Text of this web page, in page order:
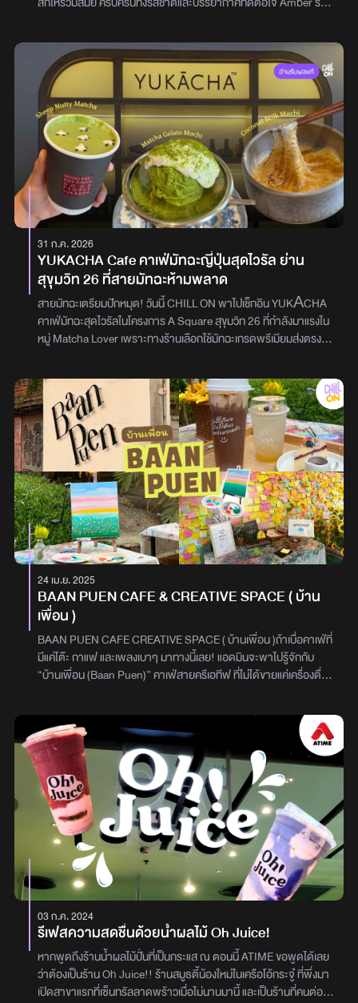
ประสบการณ์การทานอาหารสไตล์ยุโรปร่วมสมัย (Western Cuisine
Reimagined) ที่นำเมนูคลาสสิกมาตีความใหม่ให้ตื่นตาตื่นใจกว่าเดิม
ตัวร้านมาพร้อมบรรยากาศเรียบ เท่ แต่แฝงไปด้วยความอบอุ่นและมี
เทสต์อย่างลงตัว เหมาะสำหรับเป็นสถานที่ดินเนอร์กับคนพิเศษ ฉลองวัน
สำคัญ หรือจะมาสังสรรค์มื้อดี ๆ กับครอบครัวและกลุ่มเพื่อนสนิทก็
ตอบโจทย์ โดยภายในร้านแบ่งออกเป็น 2 โซนหลัก ซึ่งมีเสน่ห์แตกต่างกัน
อย่างชัดเจนโซนที่นั่งและบรรยากาศ (The Ambience)โซน Glass View
(โซนไฮไลต์สายโรแมนติก): พื้นที่ถูกโอบล้อมด้วยกระจกใสบานใหญ่ เปิด
รับวิวด้านนอกแบบเต็มตา ให้ความรู้สึกโปร่ง โล่ง สบายตา ยิ่งในช่วงค่ำ
แสงวอร์มไลต์ (Warm Light) จากโคมไฟบนโต๊ะจะตัดกับวิวด้านนอก
ยิ่งขับให้บรรยากาศมื้อนี้ดูพิเศษและโรแมนติกขึ้น เหมาะมากสำหรับ
ดินเนอร์กับคนรู้ใจโซน Indoor Cozy (เน้นความอบอุ่น เป็นส่วนตัว):
ตกแต่งด้วยโทนสีเอิร์ธโทนอย่างสีน้ำตาลและสีทอง ผสานเข้ากับ
เฟอร์นิเจอร์หนังและโคมไฟเพดานทรงปุยเมฆที่ดูโมเดิร์นแต่แฝงความ
ละมุน พร้อมมุมเคาน์เตอร์บาร์หินอ่อนที่ช่วยเติมเต็มให้ร้านดูมีสไตล์
เหมาะสำหรับการมาทานอาหารกับครอบครัว กลุ่มเพื่อนสนิท หรือคนที่
ต้องการพื้นที่พูดคุย แลกเปลี่ยนรอยยิ้มท่ามกลางบรรยากาศที่ผ่อน
คลายเมนูแนะนำ ครบทั้ง Mood Taste ในส่วนของอาหาร Amber -
รสชาติของทางร้านได้อย่างสมบูรณ์แบบ ทาง Chill on แนะนำให้ลอง1.
Appetizer Salad (เมนูเรียกน้ำย่อย)Bread Platter: ขนมปังอบสดใหม่
3 ชนิด (Focaccia, Pretzel และ Sourdough) เสิร์ฟคู่กับเนยพรีเมียม
3 รสชาติ ได้แก่ Yuzu Seaweed Butter, Cultured Butter และ Black
Garlic ButterCaesar Salad: ผักคอสสดกรอบ คลุกเคล้าน้ำสลัดสูตร
เข้มข้น ท็อปด้วยชีสขูดแบบจุใจCold Pasta: พาสต้าเย็นเส้นสด ท็อ
ปด้วยเนื้อปลาสดหั่นเต๋า ให้รสชาติสดชื่น เบาสบาย ทานแล้วสดชื่น
พร้อมเข้าสู่จานต่อไป2. Soup Pasta (เติมความลุ่มลึกให้มื้อ
อาหาร)Truffle Soup: ซุปทรัฟเฟิลเนื้อเนียนละเอียด กลิ่นหอมละมุน
โชยเตะจมูกClams Vongole: พาสต้าเส้นลิงกวินี (Linguine) สูตร
เฉพาะของร้าน ชูความโดดเด่นด้วยหอยเชลล์ตัวโตCacio e Pepe:
พาสต้าสไตล์โรมันคลาสสิกที่หอมนัวด้วยชีสพรีเมียมAmaebi Prawn:
เมนูที่จัดวางอย่างประณีต เสิร์ฟพร้อมซอสรสกลมกล่อมเข้ากันได้ดี3.
Main Course (จานหลัก)Ocean Entrées:Japanese Black Cod:
ปลาหิมะญี่ปุ่นเนื้อฉ่ำนุ่มมาผสมผสานกับการปรุงรสชาติแบบยุโรป
เสิร์ฟบนซอสโฟมเนื้อเบาละมุนCanadian Lobster Ravioli: ราวิโอลี
สอดไส้เนื้อล็อบสเตอร์แคนาดา ในซอสบิสค์ (Bisque) เคี่ยวเข้มข้น กลิ่น
ส่วนสันใน ย่างความสุกระดับ Medium Rare เนื้อนุ่มละลายในปาก
เสิร์ฟพร้อมซอสและมันบดLumina Lamb: ซี่โครงแกะพรีเมียมย่าง
อย่างพิถีพิถัน ให้รสสัมผัสนุ่มและกลิ่นหอมกำลังดี เสิร์ฟพร้อมซอสและ
มันบดเมนูไฮไลต์ที่ไม่ควรพลาด (The Masterpiece)Duck Pithivier
(พายเป็ดสไตล์ฝรั่งเศสดั้งเดิม): แป้งพายสีเหลืองทองสลักลายอย่าง
ประณีต สอดไส้เนื้อเป็ดรสชาติเข้มข้น ยกระดับสุนทรียภาพในการทาน
ด้วย Gueridon Service โดยเชฟจะนำมาตัดแต่งและราดซอสสูตร
พิเศษให้ชมกันถึงข้างโต๊ะ มอบประสบการณ์ดินเนอร์ที่หรูหราและน่า
จดจำ ใครที่กำลังมองหาดินเนอร์บรรยากาศดี มีรสนิยม และน่าจดจำ
AMBER - Western Cuisine Reimagined คืออีกหนึ่งพิกัดที่อยากให้
ลอง ด้วยเมนูอาหารตะวันตกที่ถูกตีความใหม่ให้ร่วมสมัยขึ้น ทั้งรสชาติ
ละเมียด และบรรยากาศเรียบหรูอบอุ่น เหมาะสำหรับเดต วันพิเศษ หรือ
มื้อดี ๆ ที่อยากให้พิเศษกว่าปกติพิกัด Amber - Western Cuisine
Reimaginedชั้น 2 โครงการ Nihonmachi Sukhumvit 26เปิดทุกวัน
เวลา 17.00 - 00.00 น.088 919 4265
31 ก.ค. 2026
YUKACHA Cafe คาเฟ่มัทฉะญี่ปุ่นสุดไวรัล ย่าน
สุขุมวิท 26 ที่สายมัทฉะห้ามพลาด
สายมัทฉะเตรียมปักหมุด! วันนี้ CHILL ON พาไปเช็กอิน YUKĀCHA
คาเฟ่มัทฉะสุดไวรัลในโครงการ A Square สุขุมวิท 26 ที่กำลังมาแรงใน
หมู่ Matcha Lover เพราะทางร้านเลือกใช้มัทฉะเกรดพรีเมียมส่งตรง
ใครชอบมัทฉะรสเข้มและวัตถุดิบดี ๆ ร้านนี้ไม่ควรปล่อย
ผ่านYUKĀCHA คาเฟ่มัทฉะมู้ดดี ถ่ายรูปสวยทุกมุมบรรยากาศ
ภายในร้านตกแต่งแบบโปร่งสบาย เน้นกระจกใสที่เปิดรับแสงธรรมชาติ
ทำให้ร้านดูโล่งและนั่งชิลได้แบบไม่อึดอัด โดยใช้สีแดงและสีขาวเป็นโทน
หลัก ตัดกับแสงไฟสีส้มอุ่น ๆ และของตกแต่งดีไซน์เก๋ ให้กลิ่นอายคลาส
สิกผสมโมเดิร์นแบบมีเทสต์ใครกำลังตามหาคาเฟ่ที่มีมุมถ่ายรูปสวย ๆ
ต้องถูกใจ เพราะทางร้านเตรียมพร็อปไว้ให้พร้อม ไม่ว่าจะเป็นหูฟังวิทยุ
เทปคาสเซต และของตกแต่งสไตล์เรโทร แค่หยิบมาถือแล้วกดชัตเตอร์ก็
ได้รูปฟีลคูล ๆ เหมือนหลุดออกมาจากแมกกาซีน บอกเลยว่าร้านนี้เทสดี
แบบไม่ต้องพยายามอีกหนึ่งกิมมิกที่สายถ่ายรูปต้องเลิฟคือ ทางร้านมี
กล้องโพลารอยด์กระดาษให้หยิบมาถ่ายเล่นได้ฟรีแบบไม่จำกัด จะถ่าย
เดี่ยว ถ่ายคู่ หรือถ่ายกับแก้วมัทฉะก็จัดได้เต็มที่ แอดกับเพื่อนเลยถ่าย
เล่นกันแบบจุใจ ได้ทั้งรูปน่ารัก ๆ และความทรงจำกลับบ้านไปพร้อมกันที่
สำคัญพี่ ๆ พนักงานใจดีและเป็นกันเองมาก นอกจากจะคอยแนะนำเมนู
ให้แบบละเอียดแล้ว ยังช่วยถ่ายรูปโพลารอยด์ให้แอดกับเพื่อนอีกด้วย
เป็นอีกหนึ่งรายละเอียดเล็ก ๆ ที่ทำให้รู้สึกว่าร้านนี้ไม่ได้มีดีแค่เครื่องดื่ม
แต่ยังใส่ใจประสบการณ์ของลูกค้าแบบเต็มที่Sheep Nutty Matcha มัท
ฉะน้องแกะ เมนูไวรัลที่ใครมาก็ต้องสั่งมาถึง YUKĀCHA ทั้งที เมนูแรกที่
แล้วค่อย ๆ เพนต์เป็นรูปน้องแกะทีละตัว ความน่ารักคือเต็มสิบจนแทบไม่
กล้าดื่มสัมผัสแรกจะได้ความเข้มและความนัวของมัทฉะที่ผสมกับนมได้
อย่างลงตัว พอดื่มพร้อมครีมมะพร้าวด้านบน เนื้อสัมผัสจะมีความแน่น
และครีมมี่ขึ้น แต่ยังบาลานซ์กันได้ดี วันนี้แอดเลือกสั่งแบบหวานน้อย
รู้สึกว่ากำลังพอดี ยังคงได้กลิ่นและรสชาติของมัทฉะชัดเจน ไม่โดนความ
หวานกลบMatcha Gelato Mochi เข้มข้น หนึบหนับ กินเพลินอีกหนึ่ง
เมนูที่เพื่อนแอดเลือกสั่งคือ Matcha Gelato Mochi เมนูที่นำมัทฉะรส
เข้มข้นมาทำเป็นเจลาโต แม้เนื้อสัมผัสอาจไม่ได้เนียนระดับ Ultra
Smooth แต่รสชาติมัทฉะยังชัด หอม และเข้มกำลังดีด้านบนเสิร์ฟ
พร้อมโมจิที่ตีจนได้เนื้อเหนียวนุ่มและหนึบหนับ เมื่อตักกินพร้อมเจลาโต
เย็น ๆ จะได้ทั้งความเข้มของชาและความหนึบของโมจิในคำเดียว เป็นอีก
เมนูที่คนชอบของหวานสไตล์ญี่ปุ่นน่าจะเลิฟCoconut Milk Mochi
หอมมัน เสิร์ฟมาเต็มถ้วยส่วนใครที่ยังไม่หนำใจ แอดแนะนำให้ต่อด้วย
Coconut Milk Mochi ทางร้านเสิร์ฟมาแบบเต็มถ้วย ตัวโมจิมีความนุ่ม
หนึบ และหอมมันจากนมมะพร้าว ก่อนโรยหน้าด้วย Kinako หรือผงถั่ว
เหลืองคั่ว เพิ่มกลิ่นหอมและรสชาติแบบญี่ปุ่น เมื่อตักทุกอย่างกินพร้อม
24 เม.ย. 2025
BAAN PUEN CAFE & CREATIVE SPACE ( บ้าน
เพื่อน )
BAAN PUEN CAFE CREATIVE SPACE ( บ้านเพื่อน )ถ้าเบื่อคาเฟ่ที่
มีแค่โต๊ะ กาแฟ และเพลงเบาๆ มาทางนี้เลย! แอดมินจะพาไปรู้จักกับ
“บ้านเพื่อน (Baan Puen)” คาเฟ่สายครีเอทีฟ ที่ไม่ได้ขายแค่เครื่องดื่ม
“เหมือนหลุดเข้าไปในบ้านเพื่อนที่ชอบศิลปะ!” ที่นี่เขาจัดมุมต่างๆ ไว้ให้นั่ง
ชิลได้ทั้งในสวนและในบ้าน ต้นไม้เยอะ มุมถ่ายรูปเพียบ ที่สำคัญ…ทุกมุม
คือคิวต์มาก!หนึ่งในไฮไลต์ของบ้านเพื่อนคือครีเอทีฟโซน มุมวาดรูปที่ฮีล
ใจเกินต้านนอกจากวาดรูปแล้ว ที่นี่ยังมีกิจกรรม ให้ลองอีก
เพียบ!SUNFLOWER DREAM Exhibition - โซนจัดแสดงภาพศิลปะ
ที่กำลังฮิตในตอนนี้ ธีม “ดอกทานตะวัน” สดใสเต็มพื้นที่ เหมาะกับสาย
ถ่ายรูปและคนที่อยากได้แรงบันดาลใจดีๆ ไปเติมชีวิตกิจกรรม DIY - ทำ
สร้อยข้อมือ , เพ้นท์เสื้อยืดลายทานตะวัน , งานฝีมืออื่นๆ ที่หมุนเวียน
เปลี่ยนธีมอยู่เรื่อยๆเมนูเครื่องดื่มและขนม สายหวานห้ามพลาด! เครื่อง
ดื่มที่นี่มีความใส่ใจ ดีไซน์ถ้วยก็น่ารักจนต้องหยิบมาถ่ายรูปก่อนจิบ! วัน
นี้แอดลองด้วยกัน 3 เมนู โกโก้เข้มข้น, เค้กเบอร์รี่คือหวานพอดี เปรี้ยว
เล็กๆ, น้ำโซดาผลไม้สดซ่าๆ เย็นๆ ยิ่งนั่งวาดรูปไปด้วยคือฟีลดีมาก!
ใครกำลังเหนื่อย อยากชาร์จพลัง แวะมา “บ้านเพื่อน” แล้วจะรู้ว่าที่นี้
สามารถสร้างความสุขให้ได้แน่นอน!พิกัด: BAAN PUEN CAFE
CREATIVE SPACE122 2 ถ. จรัญสนิทวงศ์ แขวงอรุณอมรินทร์ เขต
บางกอกน้อย กรุงเทพมหานคร 10700เวลา : เปิดทุกวัน 10:30–
19:00 น.เบอร์โทร : 093-2561451ผู้เขียน : ปาณิศา บุญรอด
03 ก.ค. 2024
รีเฟสความสดชื่นด้วยน้ำผลไม้ Oh Juice!
หากพูดถึงร้านน้ำผลไม้ปั่นที่เป็นกระแส ณ ตอนนี้ ATIME ขอพูดได้เลย
ว่าต้องเป็นร้าน Oh Juice!! ร้านสมูธตี้น้องใหม่ในเครือโอ้กระจู๋ ที่พึ่งมา
เปิดสาขาแรกที่เซ็นทรัลลาดพร้าวเมื่อไม่นานมานี้ และเป็นร้านที่คนต่อ